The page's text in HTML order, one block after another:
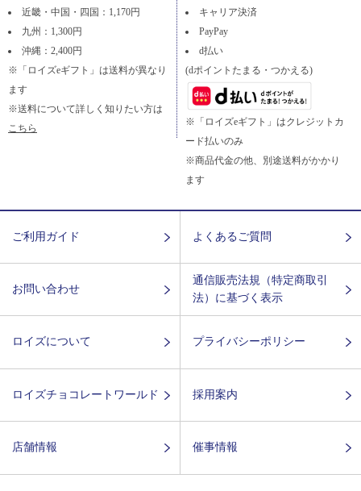
近畿・中国・四国：1,170円
九州：1,300円
沖縄：2,400円
※「ロイズeギフト」は送料が異なり
ます
※送料について詳しく知りたい方は
こちら
キャリア決済
PayPay
d払い
(dポイントたまる・つかえる)
※「ロイズeギフト」はクレジットカ
ード払いのみ
※商品代金の他、別途送料がかかり
ます
ご利用ガイド よくあるご質問
お問い合わせ
通信販売法規（特定商取引
法）に基づく表示
ロイズについて プライバシーポリシー
ロイズチョコレートワールド 採用案内
店舗情報 催事情報